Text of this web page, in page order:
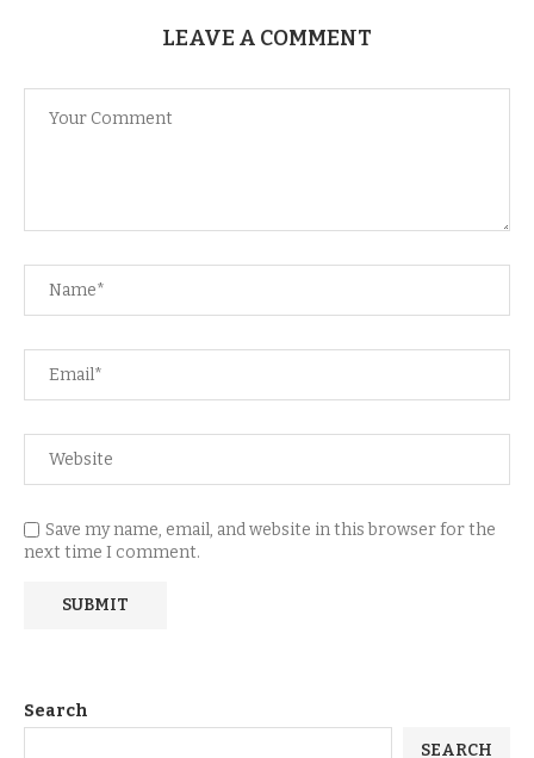
LEAVE A COMMENT
Save my name, email, and website in this browser for the
next time I comment.
Search
SEARCH